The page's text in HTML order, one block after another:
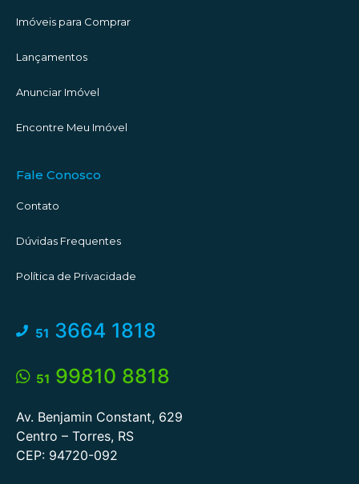
Imóveis para Comprar
Lançamentos
Anunciar Imóvel
Encontre Meu Imóvel
Fale Conosco
Contato
Dúvidas Frequentes
Política de Privacidade
51 3664 1818
51 99810 8818
Av. Benjamin Constant, 629
Centro – Torres, RS
CEP: 94720-092